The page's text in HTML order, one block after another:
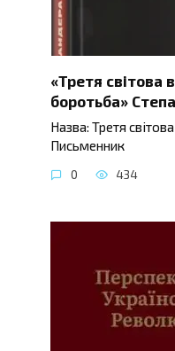
«Третя світова
боротьба»
Назва: Третя
Письменник
0 434